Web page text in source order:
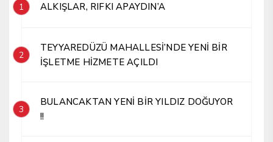
1 ALKIŞLAR, RIFKI APAYDIN’A
2
TEYYAREDÜZÜ MAHALLESİ’NDE YENİ BİR
İŞLETME HİZMETE AÇILDI
3
BULANCAKTAN YENİ BİR YILDIZ DOĞUYOR
!!